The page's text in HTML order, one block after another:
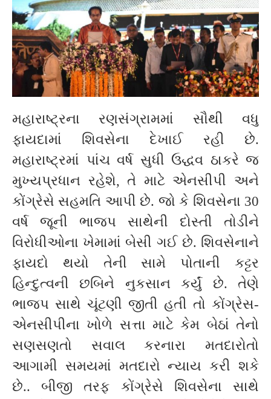
મહારાષ્ટ્રના રણસંગ્રામમાં સૌથી વધુ
ફાયદામાં શિવસેના દેખાઈ રહી છે.
મહારાષ્ટ્રમાં પાંચ વર્ષ સુધી ઉદ્ધવ ઠાકરે જ
મુખ્યપ્રધાન રહેશે, તે માટે એનસીપી અને
કોંગ્રેસે સહમતિ આપી છે. જો કે શિવસેના 30
વર્ષ જૂની ભાજપ સાથેની દોસ્તી તોડીને
વિરોધીઓના ખેમામાં બેસી ગઈ છે. શિવસેનાને
ફાયદો થયો તેની સામે પોતાની કટ્ટર
હિન્દુત્વની છબિને નુકસાન કર્યું છે. તેણે
ભાજપ સાથે ચૂંટણી જીતી હતી તો કોંગ્રેસ-
એનસીપીના ખોળે સત્તા માટે કેમ બેઠાં તેનો
સણસણતો સવાલ કરનારા મતદારોતો
આગામી સમયમાં મતદારો ન્યાય કરી શકે
છે.. બીજી તરફ કોંગ્રેસે શિવસેના સાથે